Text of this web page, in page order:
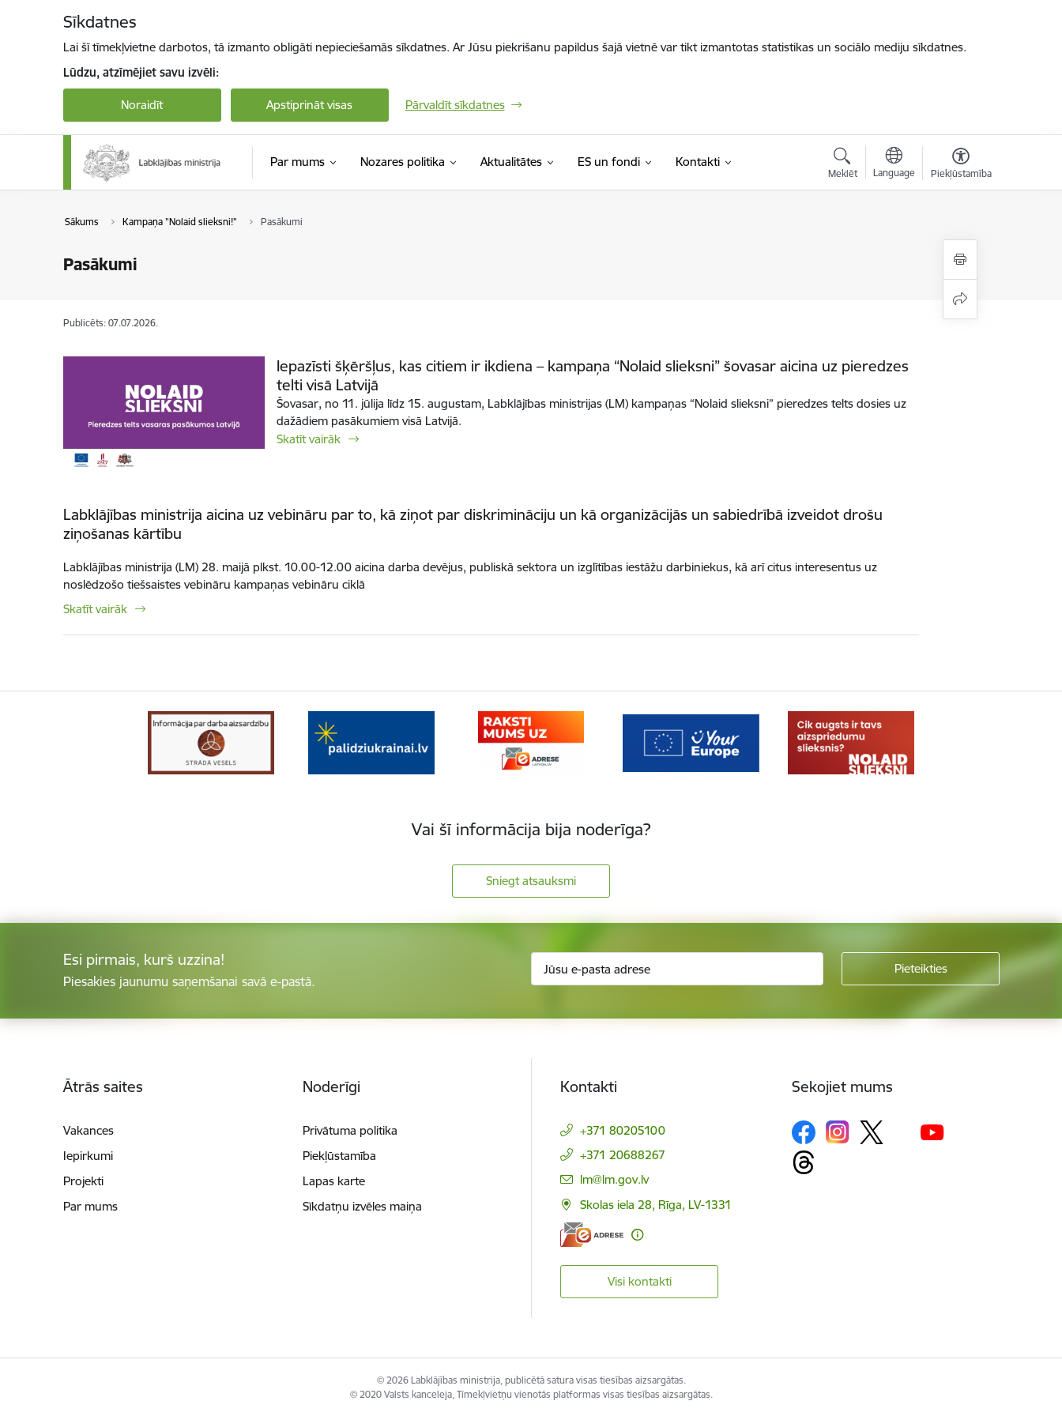
Sīkdatnes
Lai šī tīmekļvietne darbotos, tā izmanto obligāti nepieciešamās sīkdatnes. Ar Jūsu piekrišanu papildus šajā vietnē var tikt izmantotas statistikas un sociālo mediju sīkdatnes.
Lūdzu, atzīmējiet savu izvēli:
Noraidīt Apstiprināt visas Pārvaldīt sīkdatnes
Par mums Nozares politika Aktualitātes ES un fondi Kontakti
Meklēt Language Piekļūstamība
Sākums Kampaņa "Nolaid slieksni!" Pasākumi
Pasākumi
Publicēts: 07.07.2026.
Iepazīsti šķēršļus, kas citiem ir ikdiena – kampaņa “Nolaid slieksni” šovasar aicina uz pieredzes
telti visā Latvijā
Šovasar, no 11. jūlija līdz 15. augustam, Labklājības ministrijas (LM) kampaņas “Nolaid slieksni” pieredzes telts dosies uz
dažādiem pasākumiem visā Latvijā.
Skatīt vairāk
Labklājības ministrija aicina uz vebināru par to, kā ziņot par diskrimināciju un kā organizācijās un sabiedrībā izveidot drošu
ziņošanas kārtību
Labklājības ministrija (LM) 28. maijā plkst. 10.00-12.00 aicina darba devējus, publiskā sektora un izglītības iestāžu darbiniekus, kā arī citus interesentus uz
noslēdzošo tiešsaistes vebināru kampaņas vebināru ciklā
Skatīt vairāk
Vai šī informācija bija noderīga?
Sniegt atsauksmi
Esi pirmais, kurš uzzina!
Piesakies jaunumu saņemšanai savā e-pastā.
Ātrās saites
Vakances
Iepirkumi
Projekti
Par mums
Noderīgi
Privātuma politika
Piekļūstamība
Lapas karte
Sīkdatņu izvēles maiņa
Kontakti
+371 80205100
+371 20688267
E-pasts:
lm@lm.gov.lv
Skolas iela 28, Rīga, LV-1331
Visi kontakti
Sekojiet mums
© 2026 Labklājības ministrija, publicētā satura visas tiesības aizsargātas.
© 2020 Valsts kanceleja, Tīmekļvietņu vienotās platformas visas tiesības aizsargātas.